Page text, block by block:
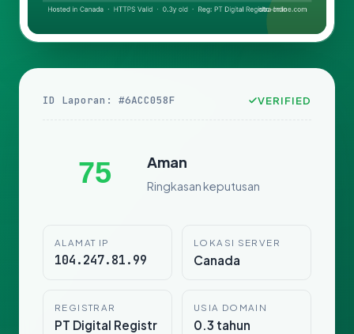
ID Laporan: #6ACC058F VERIFIED
75 Aman
Ringkasan keputusan
ALAMAT IP
104.247.81.99
LOKASI SERVER
Canada
REGISTRAR
PT Digital Registr
USIA DOMAIN
0.3 tahun